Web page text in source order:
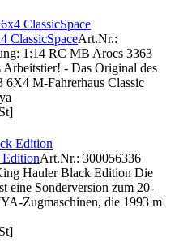
ClassicSpaceArt.Nr.:
1:14 RC MB Arocs 3363
Arbeitstier! - Das Original des
6X4 M-Fahrerhaus Classic
Art.Nr.: 300056336
Hauler Black Edition Die
eine Sonderversion zum 20-
Zugmaschinen, die 1993 m